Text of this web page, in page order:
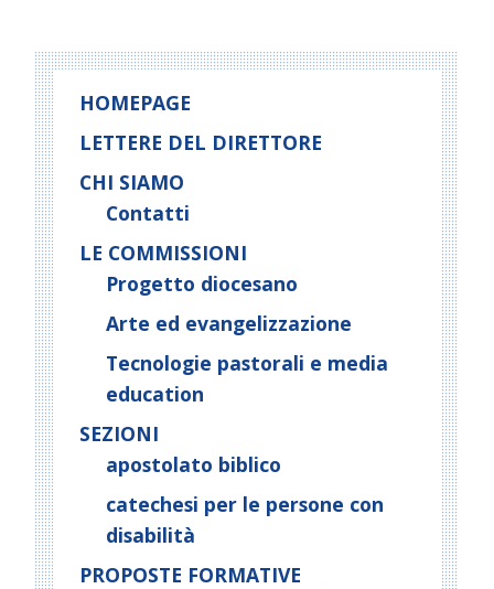
HOMEPAGE
LETTERE DEL DIRETTORE
CHI SIAMO
Contatti
LE COMMISSIONI
Progetto diocesano
Arte ed evangelizzazione
Tecnologie pastorali e media
education
SEZIONI
apostolato biblico
catechesi per le persone con
disabilità
PROPOSTE FORMATIVE